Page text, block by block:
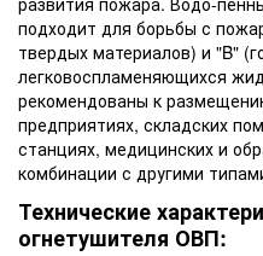
подходит для борьбы с
твердых материалов) и "B"
легковоспламеняющихся
рекомендованы к
предприятиях, складских
станциях, медицинских и
комбинации с другими
Технические
огнетушителя ОВП: